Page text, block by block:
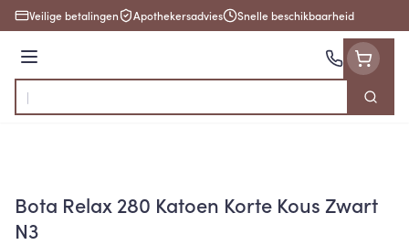
Ga naar de inhoud
Veilige betalingen Apothekersadvies Snelle beschikbaarheid
Menu
Product, merk, categorie...
Zoek
Bota Relax 280 Katoen Korte Kous Zwart
N3